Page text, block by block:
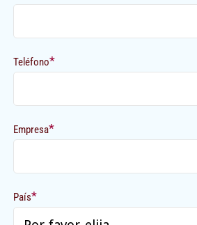
Teléfono*
Empresa*
País*